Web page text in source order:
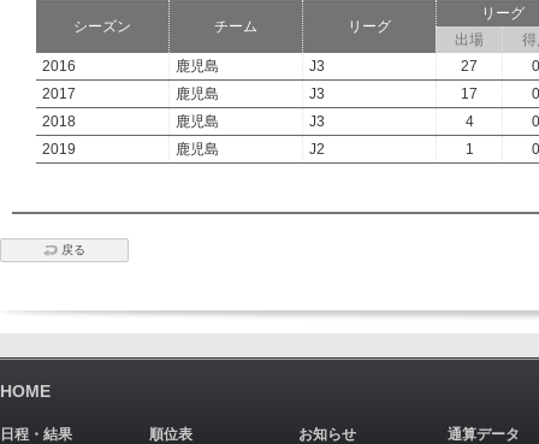
シーズン チーム リーグ
リーグ
出場
得
2016
鹿児島 J3 27
0
2017
鹿児島 J3 17
0
2018
鹿児島 J3 4
0
2019
鹿児島 J2 1 0
戻る
HOME
日程・結果 順位表 お知らせ 通算データ